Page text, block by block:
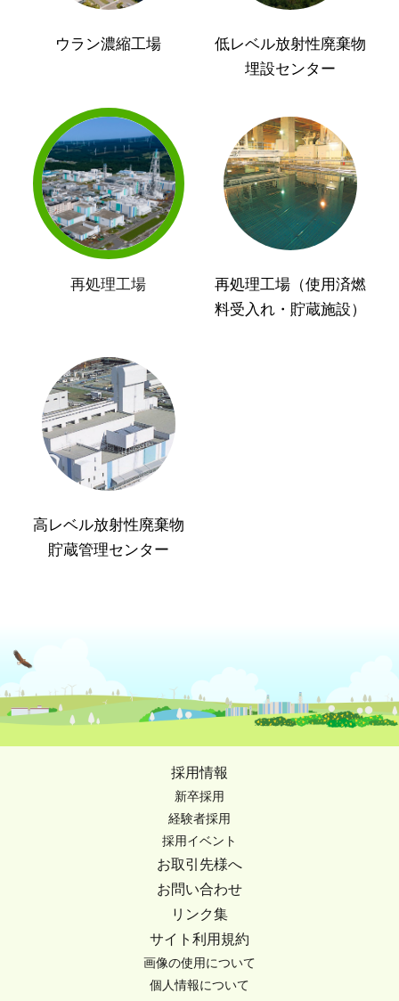
ウラン濃縮工場
低レベル放射性廃棄物
埋設センター
再処理工場
再処理工場（使用済燃
料受入れ・貯蔵施設）
高レベル放射性廃棄物
貯蔵管理センター
採用情報
新卒採用
経験者採用
採用イベント
お取引先様へ
お問い合わせ
リンク集
サイト利用規約
画像の使用について
個人情報について